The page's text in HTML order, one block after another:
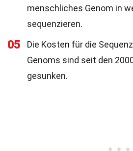
menschliches Genom in
sequenzieren.
05
Die Kosten für die
Genoms sind seit den
gesunken.